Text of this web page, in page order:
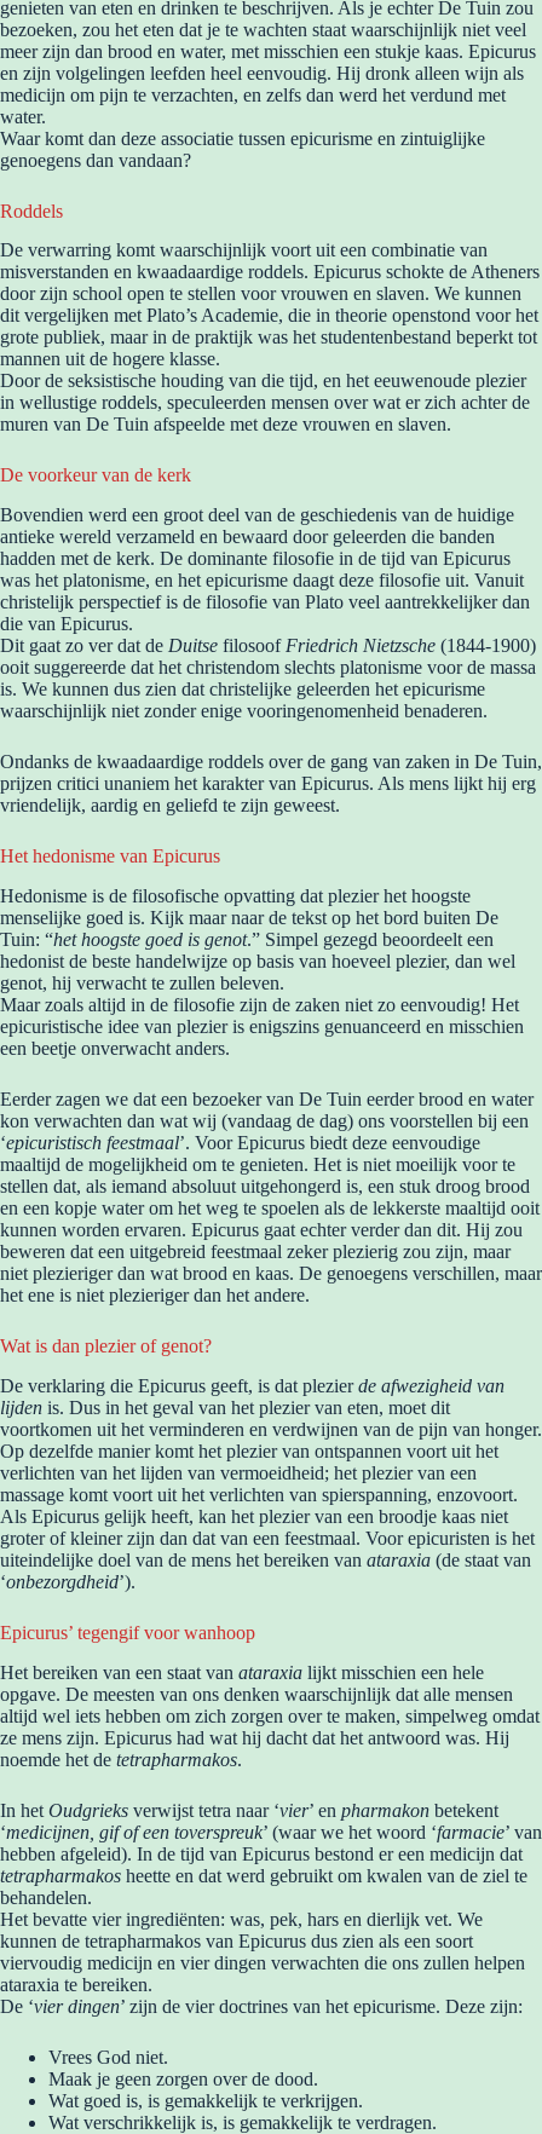
genieten van eten en drinken te beschrijven. Als je echter De Tuin zou
bezoeken, zou het eten dat je te wachten staat waarschijnlijk niet veel
meer zijn dan brood en water, met misschien een stukje kaas. Epicurus
en zijn volgelingen leefden heel eenvoudig. Hij dronk alleen wijn als
medicijn om pijn te verzachten, en zelfs dan werd het verdund met
water.
Waar komt dan deze associatie tussen epicurisme en zintuiglijke
genoegens dan vandaan?
Roddels
De verwarring komt waarschijnlijk voort uit een combinatie van
misverstanden en kwaadaardige roddels. Epicurus schokte de Atheners
door zijn school open te stellen voor vrouwen en slaven. We kunnen
dit vergelijken met Plato’s Academie, die in theorie openstond voor het
grote publiek, maar in de praktijk was het studentenbestand beperkt tot
mannen uit de hogere klasse.
Door de seksistische houding van die tijd, en het eeuwenoude plezier
in wellustige roddels, speculeerden mensen over wat er zich achter de
muren van De Tuin afspeelde met deze vrouwen en slaven.
De voorkeur van de kerk
Bovendien werd een groot deel van de geschiedenis van de huidige
antieke wereld verzameld en bewaard door geleerden die banden
hadden met de kerk. De dominante filosofie in de tijd van Epicurus
was het platonisme, en het epicurisme daagt deze filosofie uit. Vanuit
christelijk perspectief is de filosofie van Plato veel aantrekkelijker dan
die van Epicurus.
Dit gaat zo ver dat de Duitse filosoof Friedrich Nietzsche (1844-1900)
ooit suggereerde dat het christendom slechts platonisme voor de massa
is. We kunnen dus zien dat christelijke geleerden het epicurisme
waarschijnlijk niet zonder enige vooringenomenheid benaderen.
Ondanks de kwaadaardige roddels over de gang van zaken in De Tuin,
prijzen critici unaniem het karakter van Epicurus. Als mens lijkt hij erg
vriendelijk, aardig en geliefd te zijn geweest.
Het hedonisme van Epicurus
Hedonisme is de filosofische opvatting dat plezier het hoogste
menselijke goed is. Kijk maar naar de tekst op het bord buiten De
Tuin: “het hoogste goed is genot.” Simpel gezegd beoordeelt een
hedonist de beste handelwijze op basis van hoeveel plezier, dan wel
genot, hij verwacht te zullen beleven.
Maar zoals altijd in de filosofie zijn de zaken niet zo eenvoudig! Het
epicuristische idee van plezier is enigszins genuanceerd en misschien
een beetje onverwacht anders.
Eerder zagen we dat een bezoeker van De Tuin eerder brood en water
kon verwachten dan wat wij (vandaag de dag) ons voorstellen bij een
‘epicuristisch feestmaal’. Voor Epicurus biedt deze eenvoudige
maaltijd de mogelijkheid om te genieten. Het is niet moeilijk voor te
stellen dat, als iemand absoluut uitgehongerd is, een stuk droog brood
en een kopje water om het weg te spoelen als de lekkerste maaltijd ooit
kunnen worden ervaren. Epicurus gaat echter verder dan dit. Hij zou
beweren dat een uitgebreid feestmaal zeker plezierig zou zijn, maar
niet plezieriger dan wat brood en kaas. De genoegens verschillen, maar
het ene is niet plezieriger dan het andere.
Wat is dan plezier of genot?
De verklaring die Epicurus geeft, is dat plezierde afwezigheid van
lijden is. Dus in het geval van het plezier van eten, moet dit
voortkomen uit het verminderen en verdwijnen van de pijn van honger.
Op dezelfde manier komt het plezier van ontspannen voort uit het
verlichten van het lijden van vermoeidheid; het plezier van een
massage komt voort uit het verlichten van spierspanning, enzovoort.
Als Epicurus gelijk heeft, kan het plezier van een broodje kaas niet
groter of kleiner zijn dan dat van een feestmaal. Voor epicuristen is het
uiteindelijke doel van de mens het bereiken van ataraxia (de staat van
‘onbezorgdheid’).
Epicurus’ tegengif voor wanhoop
Het bereiken van een staat van ataraxia lijkt misschien een hele
opgave. De meesten van ons denken waarschijnlijk dat alle mensen
altijd wel iets hebben om zich zorgen over te maken, simpelweg omdat
ze mens zijn. Epicurus had wat hij dacht dat het antwoord was. Hij
noemde het de tetrapharmakos.
In het Oudgrieks verwijst tetra naar ‘vier’ en pharmakon betekent
‘medicijnen, gif of een toverspreuk’ (waar we het woord ‘farmacie’ van
hebben afgeleid). In de tijd van Epicurus bestond er een medicijn dat
tetrapharmakos heette en dat werd gebruikt om kwalen van de ziel te
behandelen.
Het bevatte vier ingrediënten: was, pek, hars en dierlijk vet. We
kunnen de tetrapharmakos van Epicurus dus zien als een soort
viervoudig medicijn en vier dingen verwachten die ons zullen helpen
ataraxia te bereiken.
De ‘vier dingen’ zijn de vier doctrines van het epicurisme. Deze zijn:
Vrees God niet.
Maak je geen zorgen over de dood.
Wat goed is, is gemakkelijk te verkrijgen.
Wat verschrikkelijk is, is gemakkelijk te verdragen.